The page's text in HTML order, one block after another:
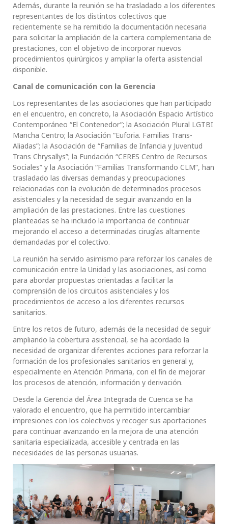
Además, durante la reunión se ha trasladado a los diferentes
representantes de los distintos colectivos que
recientemente se ha remitido la documentación necesaria
para solicitar la ampliación de la cartera complementaria de
prestaciones, con el objetivo de incorporar nuevos
procedimientos quirúrgicos y ampliar la oferta asistencial
disponible.
Canal de comunicación con la Gerencia
Los representantes de las asociaciones que han participado
en el encuentro, en concreto, la Asociación Espacio Artístico
Contemporáneo “El Contenedor”; la Asociación Plural LGTBI
Mancha Centro; la Asociación “Euforia. Familias Trans-
Aliadas”; la Asociación de “Familias de Infancia y Juventud
Trans Chrysallys”; la Fundación “CERES Centro de Recursos
Sociales” y la Asociación “Familias Transformando CLM”, han
trasladado las diversas demandas y preocupaciones
relacionadas con la evolución de determinados procesos
asistenciales y la necesidad de seguir avanzando en la
ampliación de las prestaciones. Entre las cuestiones
planteadas se ha incluido la importancia de continuar
mejorando el acceso a determinadas cirugías altamente
demandadas por el colectivo.
La reunión ha servido asimismo para reforzar los canales de
comunicación entre la Unidad y las asociaciones, así como
para abordar propuestas orientadas a facilitar la
comprensión de los circuitos asistenciales y los
procedimientos de acceso a los diferentes recursos
sanitarios.
Entre los retos de futuro, además de la necesidad de seguir
ampliando la cobertura asistencial, se ha acordado la
necesidad de organizar diferentes acciones para reforzar la
formación de los profesionales sanitarios en general y,
especialmente en Atención Primaria, con el fin de mejorar
los procesos de atención, información y derivación.
Desde la Gerencia del Área Integrada de Cuenca se ha
valorado el encuentro, que ha permitido intercambiar
impresiones con los colectivos y recoger sus aportaciones
para continuar avanzando en la mejora de una atención
sanitaria especializada, accesible y centrada en las
necesidades de las personas usuarias.